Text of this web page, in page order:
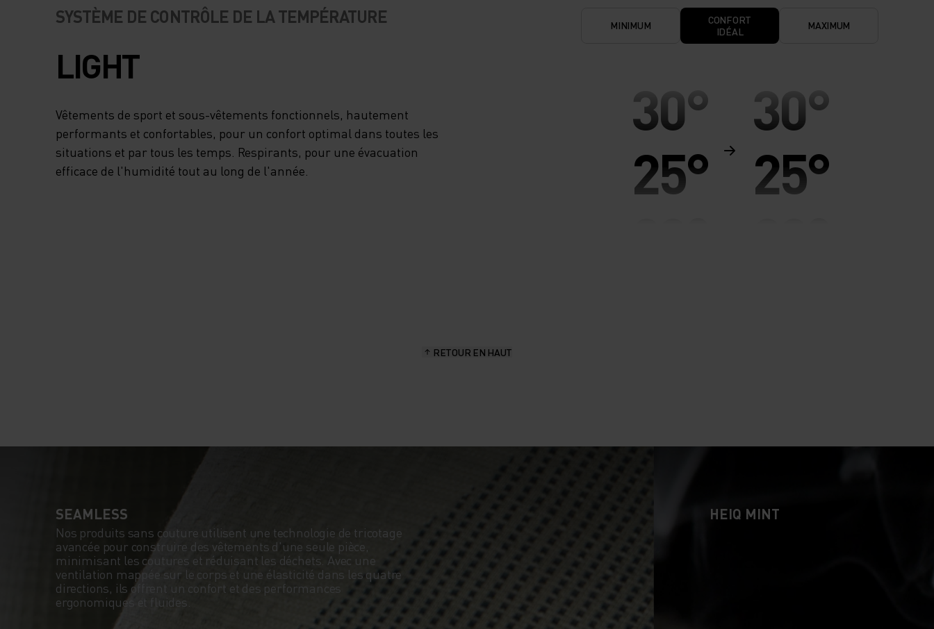
SYSTÈME DE CONTRÔLE DE LA TEMPÉRATURE
LIGHT
Vêtements de sport et sous-vêtements fonctionnels, hautement
performants et confortables, pour un confort optimal dans toutes les
situations et par tous les temps. Respirants, pour une évacuation
efficace de l'humidité tout au long de l'année.
MINIMUM
CONFORT
IDÉAL
MAXIMUM
30°
25°
5°
-5°
30°
25°
5°
0°
RETOUR EN HAUT
SEAMLESS
Nos produits sans couture utilisent une technologie de tricotage
avancée pour construire des vêtements d'une seule pièce,
minimisant les coutures et réduisant les déchets. Avec une
ventilation mappée sur le corps et une élasticité dans les quatre
directions, ils offrent un confort et des performances
ergonomiques et fluides.
HEIQ MINT